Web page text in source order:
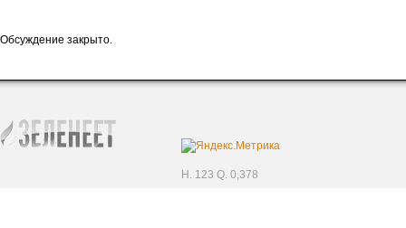
Обсуждение закрыто.
H. 123 Q. 0,378